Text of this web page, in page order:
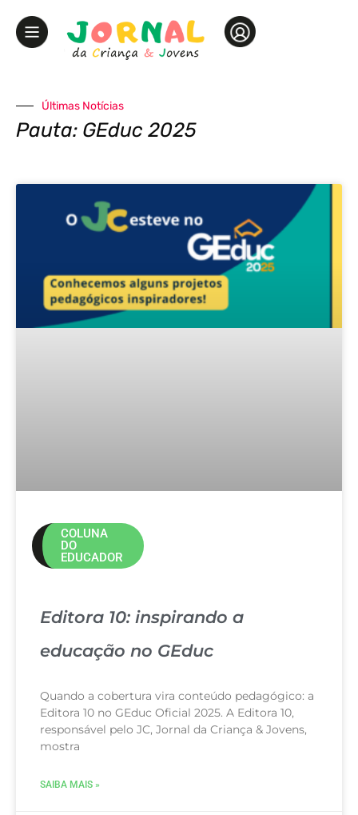
Últimas Notícias
Pauta: GEduc 2025
COLUNA
DO
EDUCADOR
Editora 10: inspirando a
educação no GEduc
Quando a cobertura vira conteúdo pedagógico: a
Editora 10 no GEduc Oficial 2025. A Editora 10,
responsável pelo JC, Jornal da Criança & Jovens,
mostra
SAIBA MAIS »